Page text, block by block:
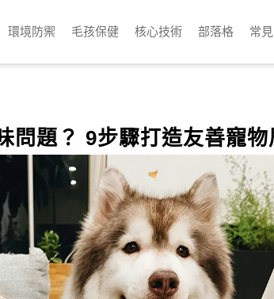
環境防禦 毛孩保健 核心技術 部落格 常
問題？ 9步驟打造友善寵